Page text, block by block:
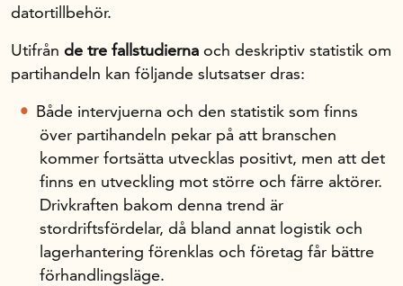
datortillbehör.
Utifrån de tre fallstudierna och deskriptiv statistik om
partihandeln kan följande slutsatser dras:
Både intervjuerna och den statistik som finns
över partihandeln pekar på att bran­schen
kommer fortsätta utvecklas positivt, men att det
finns en utveckling mot större och färre aktörer.
Drivkraften bakom denna trend är
stordriftsfördelar, då bland annat logistik och
lagerhantering förenklas och företag får bättre
förhandlingsläge.